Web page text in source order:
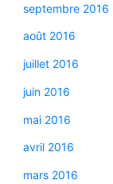
septembre 2016
août 2016
juillet 2016
juin 2016
mai 2016
avril 2016
mars 2016